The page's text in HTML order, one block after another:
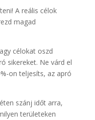
A reális célok
magad
célokat oszd
sikereket. Ne várd el
on teljesíts, az apró
szánj időt arra,
területeken